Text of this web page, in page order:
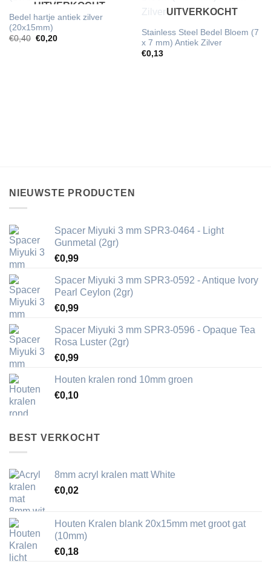
UITVERKOCHT
Bedel hartje antiek zilver
(20x15mm)
€0,40 Oorspronkelijke
€0,20Huidige
UITVERKOCHT
Stainless Steel Bedel Bloem (7
x 7 mm) Antiek Zilver
€0,13
NIEUWSTE PRODUCTEN
Spacer Miyuki 3 mm SPR3-0464 - Light
Gunmetal (2gr)
€0,99
Spacer Miyuki 3 mm SPR3-0592 - Antique Ivory
Pearl Ceylon (2gr)
€0,99
Spacer Miyuki 3 mm SPR3-0596 - Opaque Tea
Rosa Luster (2gr)
€0,99
Houten kralen rond 10mm groen
€0,10
BEST VERKOCHT
8mm acryl kralen matt White
€0,02
Houten Kralen blank 20x15mm met groot gat
(10mm)
€0,18